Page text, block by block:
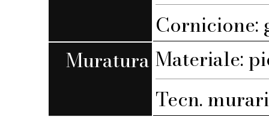
Cornicione:
Muratura Materiale:
Tecn.